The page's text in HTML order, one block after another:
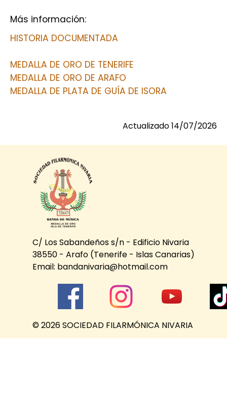
Más información:
HISTORIA DOCUMENTADA
MEDALLA DE ORO DE TENERIFE
MEDALLA DE ORO DE ARAFO
MEDALLA DE PLATA DE GUÍA DE ISORA
Actualizado 14/07/2026
C/ Los Sabandeños s/n - Edificio Nivaria
38550 - Arafo (Tenerife - Islas Canarias)
Email: bandanivaria@hotmail.com
© 2026 SOCIEDAD FILARMÓNICA NIVARIA